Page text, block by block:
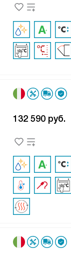
132 590 руб.